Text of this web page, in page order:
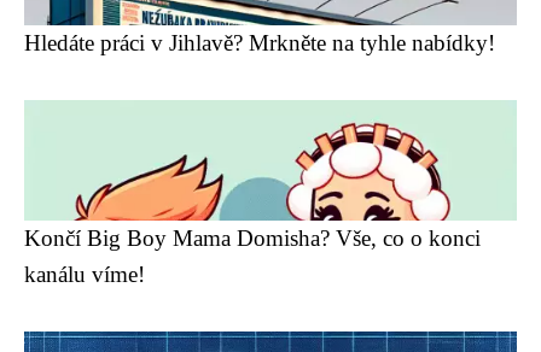
Hledáte práci v Jihlavě? Mrkněte na tyhle nabídky!
Končí Big Boy Mama Domisha? Vše, co o konci
kanálu víme!